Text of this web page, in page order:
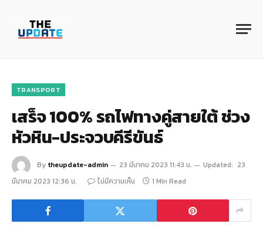
TRANSPORT
เสร็จ 100% รถไฟทางคู่สายใต้ ช่วง
หัวหิน-ประจวบคีรีขันธ์
By theupdate-admin 23 มีนาคม 2023 11:43 น. Updated: 23
มีนาคม 2023 12:36 น.
ไม่มีความเห็น 1 Min Read